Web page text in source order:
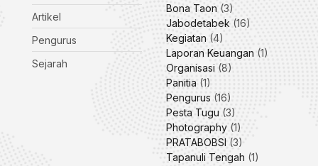
Artikel
Pengurus
Sejarah
Bona Taon (3)
Jabodetabek (16)
Kegiatan (4)
Laporan Keuangan (1)
Organisasi (8)
Panitia (1)
Pengurus (16)
Pesta Tugu (3)
Photography (1)
PRATABOBSI (3)
Tapanuli Tengah (1)